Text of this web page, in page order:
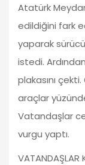
Atatürk
edildiğini fark
yaparak
istedi.
plakasını
araçlar
Vatandaşlar
vurgu yaptı.
VATANDAŞLAR